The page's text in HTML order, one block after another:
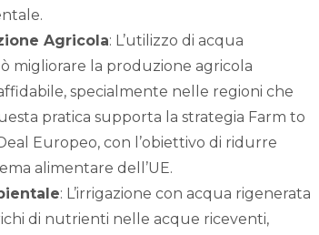
Agricola: L’utilizzo di acqua
migliorare la produzione agricola
specialmente nelle regioni che
pratica supporta la strategia Farm to
Europeo, con l’obiettivo di ridurre
alimentare dell’UE.
: L’irrigazione con acqua rigenerata
di nutrienti nelle acque riceventi,